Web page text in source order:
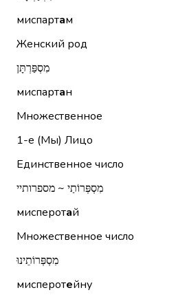
миспартам
Женский род
מִסְפַּרְתָּן
миспартан
Множественное
1-е (Мы) Лицо
Единственное число
מִסְפְּרוֹתַי ~ מספרותיי
мисперотай
Множественное число
מִסְפְּרוֹתֵינוּ
мисперотейну